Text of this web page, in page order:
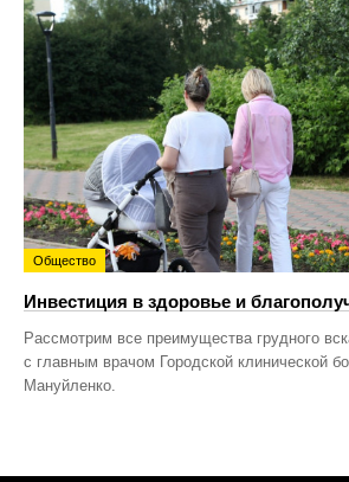
Общество
Инвестиция в здоровье и
Рассмотрим все преимущества грудного
с главным врачом Городской клинической
Мануйленко.